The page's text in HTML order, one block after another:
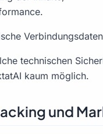
technischen
kaum möglich.
und